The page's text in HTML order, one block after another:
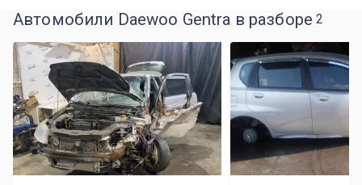
Автомобили Daewoo Gentra в разборе 2